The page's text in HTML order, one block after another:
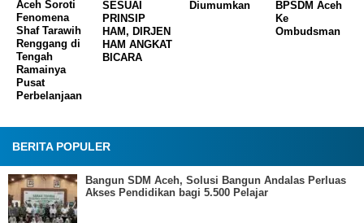
Aceh Soroti
Fenomena
Shaf Tarawih
Renggang di
Tengah
Ramainya
Pusat
Perbelanjaan
SESUAI
PRINSIP
HAM, DIRJEN
HAM ANGKAT
BICARA
Diumumkan
BPSDM Aceh
Ke
Ombudsman
BERITA POPULER
Bangun SDM Aceh, Solusi Bangun Andalas Perluas
Akses Pendidikan bagi 5.500 Pelajar